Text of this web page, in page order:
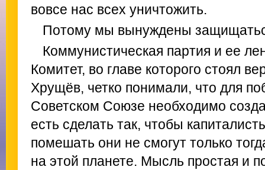
вовсе нас всех уничтожить.
Потому мы вынуждены
Коммунистическая партия и ее
Комитет, во главе которого стоял
Хрущёв, четко понимали, что для
Советском Союзе необходимо
есть сделать так, чтобы
помешать они не смогут только
на этой планете. Мысль простая и